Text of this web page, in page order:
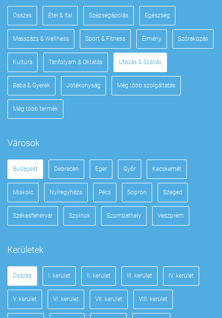
Összes Étel & Ital Szépségápolás Egészség
Masszázs & Wellness Sport & Fitness Élmény Szórakozás
Kultúra Tanfolyam & Oktatás Utazás & Szállás
Baba & Gyerek Jótékonyság Még több szolgáltatás
Még több termék
Városok
Budapest Debrecen Eger Győr Kecskemét
Miskolc Nyíregyháza Pécs Sopron Szeged
Székesfehérvár Szolnok Szombathely Veszprém
Kerületek
Összes I. kerület II. kerület III. kerület IV. kerület
V. kerület VI. kerület VII. kerület VIII. kerület